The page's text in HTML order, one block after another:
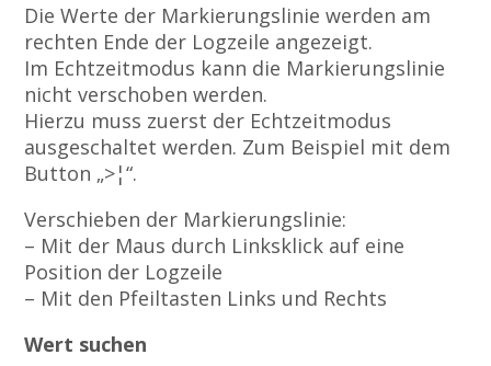
Die Werte der Markierungslinie werden am
rechten Ende der Logzeile angezeigt.
Im Echtzeitmodus kann die Markierungslinie
nicht verschoben werden.
Hierzu muss zuerst der Echtzeitmodus
ausgeschaltet werden. Zum Beispiel mit dem
Button „>¦“.
Verschieben der Markierungslinie:
– Mit der Maus durch Linksklick auf eine
Position der Logzeile
– Mit den Pfeiltasten Links und Rechts
Wert suchen